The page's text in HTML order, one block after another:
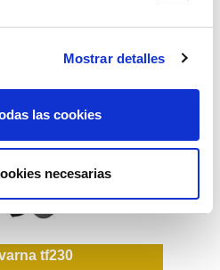
Mostrar detalles
las cookies
necesarias
tf230